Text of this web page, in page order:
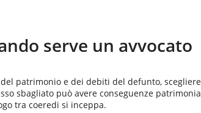
serve un avvocato
patrimonio e dei debiti del defunto,
sbagliato può avere conseguenze
tra coeredi si inceppa.